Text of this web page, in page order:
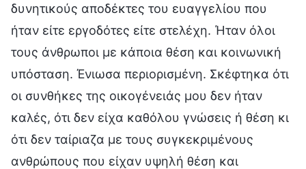
δυνητικούς αποδέκτες του ευαγγελίου που
ήταν είτε εργοδότες είτε στελέχη. Ήταν όλοι
τους άνθρωποι με κάποια θέση και κοινωνική
υπόσταση. Ένιωσα περιορισμένη. Σκέφτηκα ότι
οι συνθήκες της οικογένειάς μου δεν ήταν
καλές, ότι δεν είχα καθόλου γνώσεις ή θέση κι
ότι δεν ταίριαζα με τους συγκεκριμένους
ανθρώπους που είχαν υψηλή θέση και